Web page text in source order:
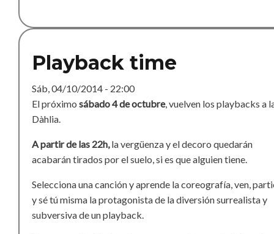
Playback time
Sáb, 04/10/2014 - 22:00
El próximo sábado 4 de octubre, vuelven los playbacks a
Dàhlia.
A partir de las 22h,la vergüenza y el decoro quedarán
acabarán tirados por el suelo, si es que alguien tiene.
Selecciona una canción y aprende la coreografía, ven,
y sé tú misma la protagonista de la diversión surrealista y
subversiva de un playback.